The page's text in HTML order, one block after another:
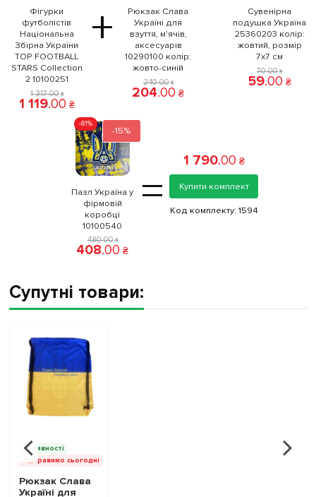
+
Фігурки
футболістів
Національна
Збірна України
TOP FOOTBALL
STARS Collection
2 10100251
1 317.00 ₴
1 119.00 ₴
Рюкзак Слава
Україні для
взуття, м'ячів,
аксесуарів
10290100 колiр:
жовто-синій
240.00 ₴
204.00 ₴
Сувенірна
подушка Україна
25360203 колiр:
жовтий, розмір
7x7 см
70.00 ₴
59.00 ₴
-15%
-81%
Пазл Україна у
фірмовій
коробці
10100540
480.00 ₴
408.00 ₴
=
1 790.00 ₴
Купити комплект
Код комплекту: 1594
Супутні товари:
в наявності
відправимо сьогодні
Рюкзак Слава
Україні для